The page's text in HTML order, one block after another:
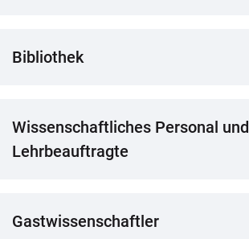
Bibliothek
Wissenschaftliches Personal und
Lehrbeauftragte
Gastwissenschaftler